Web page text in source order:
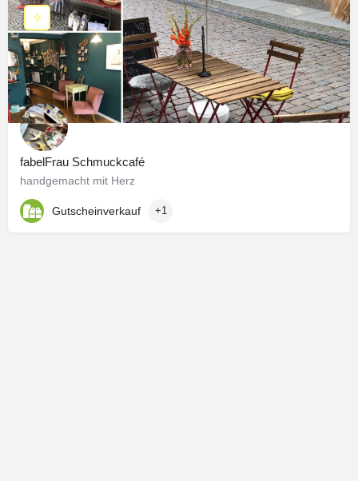
fabelFrau Schmuckcafé
handgemacht mit Herz
Gutscheinverkauf +1